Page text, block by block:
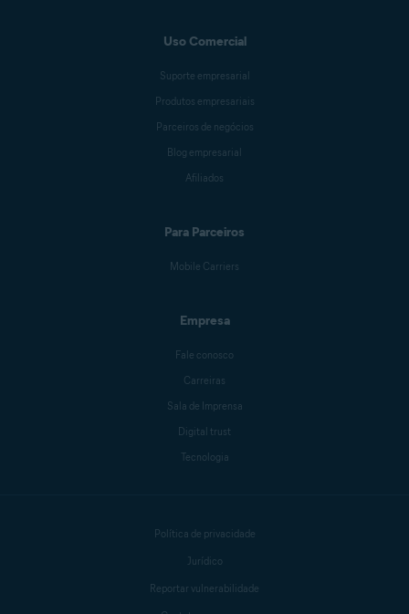
Crissy Joshua
Antoinette Cocorinos
Mike Polacko
Carly Burdova
Anthony Freda
Uso Comercial
Suporte empresarial
Produtos empresariais
Parceiros de negócios
Blog empresarial
Afiliados
Para Parceiros
Mobile Carriers
Empresa
Fale conosco
Carreiras
Sala de Imprensa
Digital trust
Tecnologia
Política de privacidade
Jurídico
Reportar vulnerabilidade